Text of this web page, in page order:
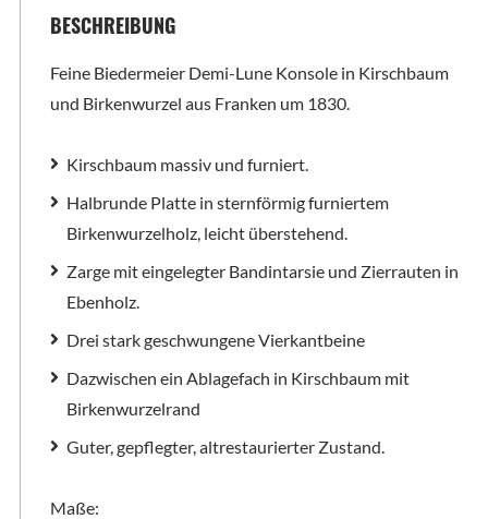
BESCHREIBUNG
Feine Biedermeier Demi-Lune Konsole in Kirschbaum
und Birkenwurzel aus Franken um 1830.
Kirschbaum massiv und furniert.
Halbrunde Platte in sternförmig furniertem
Birkenwurzelholz, leicht überstehend.
Zarge mit eingelegter Bandintarsie und Zierrauten in
Ebenholz.
Drei stark geschwungene Vierkantbeine
Dazwischen ein Ablagefach in Kirschbaum mit
Birkenwurzelrand
Guter, gepflegter, altrestaurierter Zustand.
Maße: